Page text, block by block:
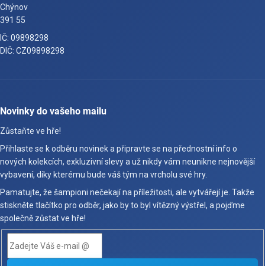
Chýnov
391 55
IČ: 09898298
DIČ: CZ09898298
Novinky do vašeho mailu
Zůstaňte ve hře!
Přihlaste se k odběru novinek a připravte se na přednostní info o
nových kolekcích, exkluzivní slevy a už nikdy vám neunikne nejnovější
vybavení, díky kterému bude váš tým na vrcholu své hry.
Pamatujte, že šampioni nečekají na příležitosti, ale vytvářejí je. Takže
stiskněte tlačítko pro odběr, jako by to byl vítězný výstřel, a pojďme
společně zůstat ve hře!